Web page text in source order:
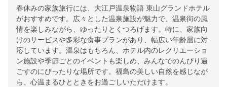
春休みの家族旅行には、大江戸温泉物語 東山グランドホテル
がおすすめです。広々とした温泉施設が魅力で、温泉街の風
情を楽しみながら、ゆったりとくつろげます。特に、家族向
けのサービスや多彩な食事プランがあり、幅広い年齢層に対
応しています。温泉はもちろん、ホテル内のレクリエーショ
ン施設や季節ごとのイベントも楽しめ、みんなでのんびり過
ごすのにぴったりな場所です。福島の美しい自然を感じなが
ら、心温まるひとときをお過ごしいただけます。